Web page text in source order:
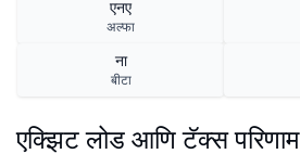
एनए
अल्फा
ना
बीटा
एक्झिट लोड आणि टॅक्स परिणाम